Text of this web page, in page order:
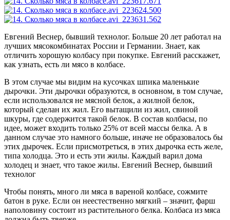
Евгений Веснер, бывший технолог. Больше 20 лет работал на
лучших мясокомбинатах России и Германии. Знает, как
отличить хорошую колбасу при покупке. Евгений расскажет,
как узнать, есть ли мясо в колбасе.
В этом случае мы видим на кусочках шпика маленькие
дырочки. Эти дырочки образуются, в основном, в том случае,
если использовался не мясной белок, а жилной белок,
который сделан их жил. Его вытащили из жил, свиной
шкуры, где содержится такой белок. В состав колбасы, по
идее, может входить только 25% от всей массы белка. А в
данном случае это намного больше, иначе не образовалось бы
этих дырочек. Если присмотреться, в этих дырочка есть желе,
типа холодца. Это и есть эти жилы. Каждый варил дома
холодец и знает, что такое жилы. Евгений Веснер, бывший
технолог
Чтобы понять, много ли мяса в вареной колбасе, сожмите
батон в руке. Если он неестественно мягкий – значит, фарш
наполовину состоит из растительного белка. Колбаса из мяса